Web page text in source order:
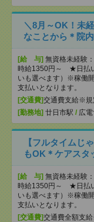
＼8月～OK！未
なことから＊院
[給 与] 無資格未経験
時給1350円～ ★日払
いも選べます）※稼働
支払いとなります。
[交通費]交通費支給※規
[勤務地] 廿日市駅 / 広
【フルタイムじ
もOK＊ケアスタ
[給 与] 無資格未経験
時給1350円～ ★日払
いも選べます）※稼働
支払いとなります。
[交通費]交通費全額支